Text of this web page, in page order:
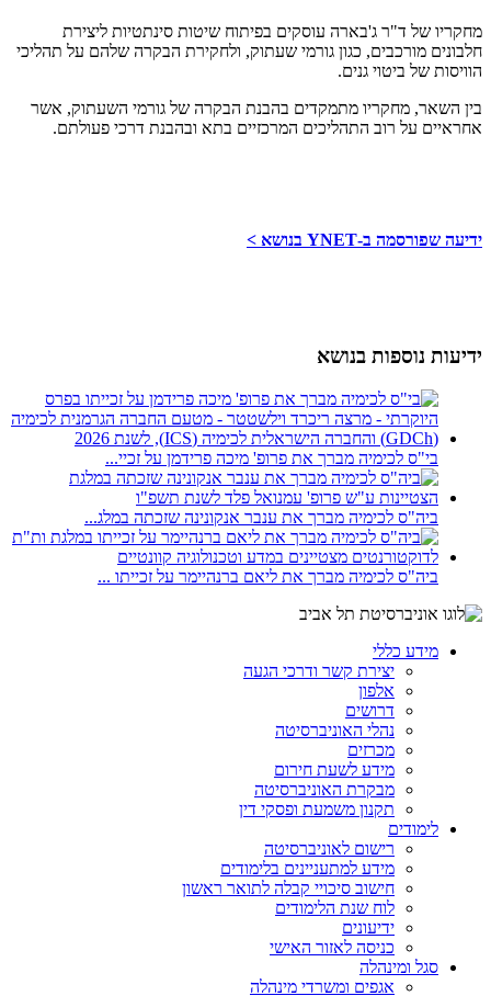
מחקריו של ד"ר ג'בארה עוסקים בפיתוח שיטות סינתטיות ליצירת
חלבונים מורכבים, כגון גורמי שעתוק, ולחקירת הבקרה שלהם על תהליכי
הוויסות של ביטוי גנים.
בין השאר, מחקריו מתמקדים בהבנת הבקרה של גורמי השעתוק, אשר
אחראיים על רוב התהליכים המרכזיים בתא ובהבנת דרכי פעולתם.
ידיעה שפורסמה ב-YNET בנושא >
ידיעות נוספות בנושא
בי"ס לכימיה מברך את פרופ' מיכה פרידמן על זכיי...
ביה"ס לכימיה מברך את ענבר אנקונינה שזכתה במלג...
ביה"ס לכימיה מברך את ליאם ברנהיימר על זכייתו ...
מידע כללי
יצירת קשר ודרכי הגעה
אלפון
דרושים
נהלי האוניברסיטה
מכרזים
מידע לשעת חירום
מבקרת האוניברסיטה
תקנון משמעת ופסקי דין
לימודים
רישום לאוניברסיטה
מידע למתעניינים בלימודים
חישוב סיכויי קבלה לתואר ראשון
לוח שנת הלימודים
ידיעונים
כניסה לאזור האישי
סגל ומינהלה
אגפים ומשרדי מינהלה